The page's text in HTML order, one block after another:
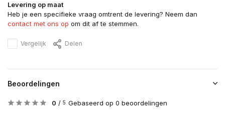
Levering op maat
Heb je een specifieke vraag omtrent de levering? Neem dan
contact met ons op om dit af te stemmen.
Vergelijk Delen
Beoordelingen
0 / 5 Gebaseerd op 0 beoordelingen